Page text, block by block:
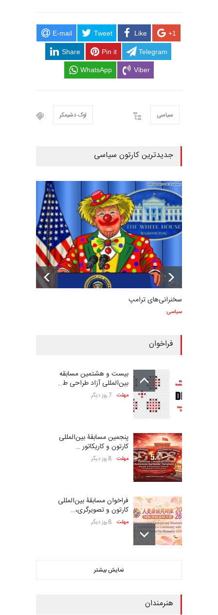
E-mail Tweet Like +1
Share Pin it Telegram
WhatsApp Viber
لوک دشیمکر سیاسی
جدیدترین کارتون سیاسی
سخنرانی‌های ترامپ
سیاسی
فراخوان
بیست و هشتمین مسابقه
بین‌المللی آزاد طراحی ط…
مهلت 7 روز دیگر
پنجمین مسابقۀ بین‌المللی
کارتون و کاریکاتور …
مهلت 8 روز دیگر
فراخوان مسابقۀ بین‌المللی
کارتون و تصویرگری،…
مهلت 8 روز دیگر
بیست و هشتمین مسابقه
بین‌المللی کارتون لهستا…
نمایش بیشتر
هنرمندان